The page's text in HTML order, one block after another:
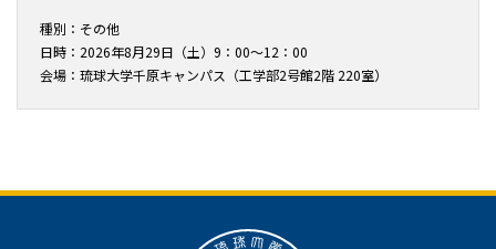
種別：その他
日時：2026年8月29日（土）9：00～12：00
会場：琉球大学千原キャンパス（工学部2号館2階 220室）